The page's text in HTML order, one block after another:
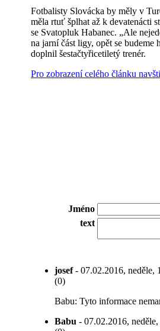
Fotbalisty Slovácka by měly v
měla rtuť šplhat až k devatenácti
se Svatopluk Habanec. „Ale
na jarní část ligy, opět se
doplnil šestačtyřicetiletý trenér.
Pro zobrazení celého článku
Jméno
text
josef- 07.02.2016, neděle,
(0)
Babu: Tyto informace
Babu - 07.02.2016,